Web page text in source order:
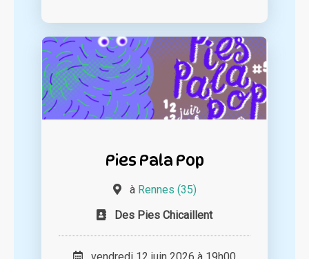
Pies Pala Pop
à Rennes (35)
Des Pies Chicaillent